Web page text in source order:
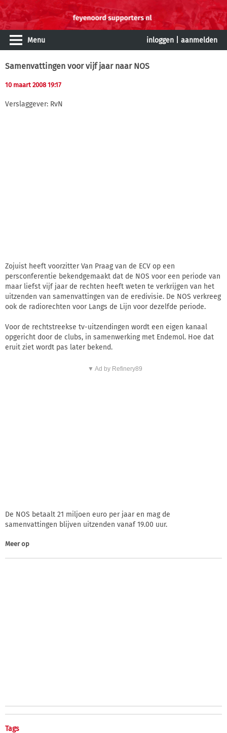
Menu inloggen aanmelden
Samenvattingen voor vijf jaar naar NOS
10 maart 2008 19:17
Verslaggever: RvN
Zojuist heeft voorzitter Van Praag van de ECV op een
persconferentie bekendgemaakt dat de NOS voor een periode van
maar liefst vijf jaar de rechten heeft weten te verkrijgen van het
uitzenden van samenvattingen van de eredivisie. De NOS verkreeg
ook de radiorechten voor Langs de Lijn voor dezelfde periode.
Voor de rechtstreekse tv-uitzendingen wordt een eigen kanaal
opgericht door de clubs, in samenwerking met Endemol. Hoe dat
eruit ziet wordt pas later bekend.
▼ Ad by Refinery89
De NOS betaalt 21 miljoen euro per jaar en mag de
samenvattingen blijven uitzenden vanaf 19.00 uur.
Meer op
Tags